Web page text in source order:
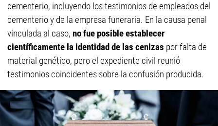
cementerio, incluyendo los testimonios de empleados del
cementerio y de la empresa funeraria. En la causa penal
vinculada al caso, no fue posible establecer
científicamente la identidad de las cenizas por falta de
material genético, pero el expediente civil reunió
testimonios coincidentes sobre la confusión producida.